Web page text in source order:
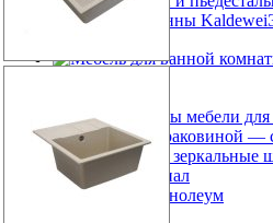
Комплекты мебели
Тумбы с раковиной —
Зеркала и зеркальные
Шкаф пенал
Линолеум